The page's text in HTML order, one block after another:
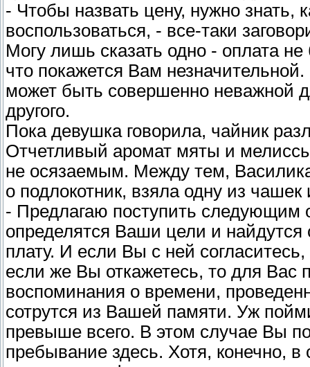
- Чтобы назвать цену, нужно знать,
воспользоваться, - все-таки
Могу лишь сказать одно - оплата
что покажется Вам
может быть совершенно неважной
другого.
Пока девушка говорила, чайник
Отчетливый аромат мяты и
не осязаемым. Между тем, Василика
о подлокотник, взяла одну из
- Предлагаю поступить следующим
определятся Ваши цели и
плату. И если Вы с ней
если же Вы откажетесь, то для Вас
воспоминания о времени,
сотрутся из Вашей памяти. Уж
превыше всего. В этом случае Вы
пребывание здесь. Хотя, конечно,